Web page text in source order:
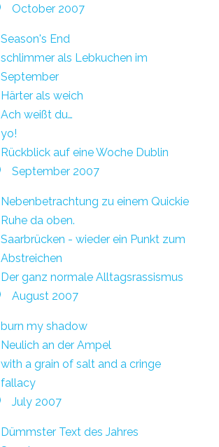
October 2007
Season's End
schlimmer als Lebkuchen im
September
Härter als weich
Ach weißt du…
yo!
Rückblick auf eine Woche Dublin
September 2007
Nebenbetrachtung zu einem Quickie
Ruhe da oben.
Saarbrücken - wieder ein Punkt zum
Abstreichen
Der ganz normale Alltagsrassismus
August 2007
burn my shadow
Neulich an der Ampel
with a grain of salt and a cringe
fallacy
July 2007
Dümmster Text des Jahres